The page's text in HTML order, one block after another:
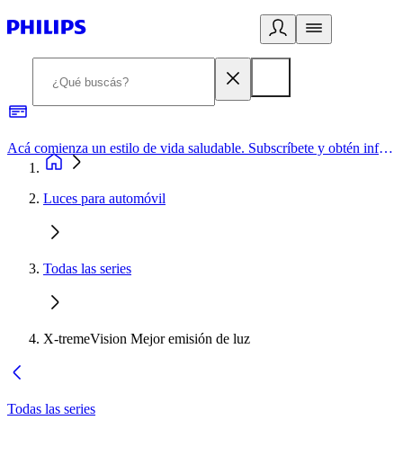
Acá comienza un estilo de vida saludable. Subscríbete y obtén información de primera mano
Luces para automóvil
Todas las series
X-tremeVision Mejor emisión de luz
Todas las series